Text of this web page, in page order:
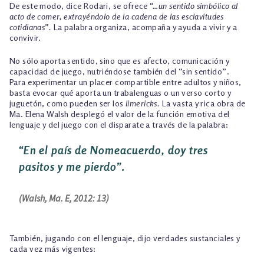
De este modo, dice Rodari, se ofrece “…un sentido simbólico al
acto de comer, extrayéndolo de la cadena de las esclavitudes
cotidianas”. La palabra organiza, acompaña y ayuda a vivir y a
convivir.
No sólo aporta sentido, sino que es afecto, comunicación y
capacidad de juego, nutriéndose también del “sin sentido”.
Para experimentar un placer compartible entre adultos y niños,
basta evocar qué aporta un trabalenguas o un verso corto y
juguetón, como pueden ser los limericks. La vasta y rica obra de
Ma. Elena Walsh desplegó el valor de la función emotiva del
lenguaje y del juego con el disparate a través de la palabra:
“En el país de Nomeacuerdo, doy tres
pasitos y me pierdo”.
(Walsh, Ma. E, 2012: 13)
También, jugando con el lenguaje, dijo verdades sustanciales y
cada vez más vigentes: